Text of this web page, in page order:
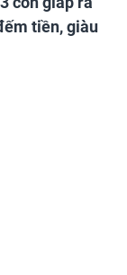
tiền, giàu